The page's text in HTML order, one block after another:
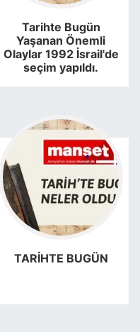
Tarihte Bugün
Yaşanan Önemli
Olaylar 1992 İsrail'de
seçim yapıldı.
TARİHTE BUGÜN